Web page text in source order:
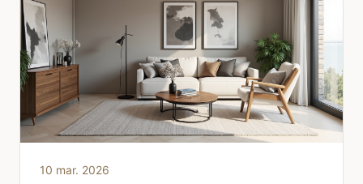
10 mar. 2026